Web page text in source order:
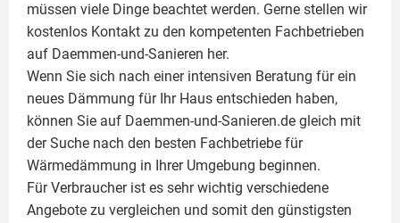
müssen viele Dinge beachtet werden. Gerne stellen wir
kostenlos Kontakt zu den kompetenten Fachbetrieben
auf Daemmen-und-Sanieren her.
Wenn Sie sich nach einer intensiven Beratung für ein
neues Dämmung für Ihr Haus entschieden haben,
können Sie auf Daemmen-und-Sanieren.de gleich mit
der Suche nach den besten Fachbetriebe für
Wärmedämmung in Ihrer Umgebung beginnen.
Für Verbraucher ist es sehr wichtig verschiedene
Angebote zu vergleichen und somit den günstigsten